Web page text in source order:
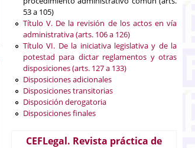
53 a 105)
Título V. De la revisión de los actos en vía
administrativa (arts. 106 a 126)
Título VI. De la iniciativa legislativa y de la
potestad para dictar reglamentos y otras
disposiciones (arts. 127 a 133)
Disposiciones adicionales
Disposiciones transitorias
Disposición derogatoria
Disposiciones finales
CEFLegal. Revista práctica de